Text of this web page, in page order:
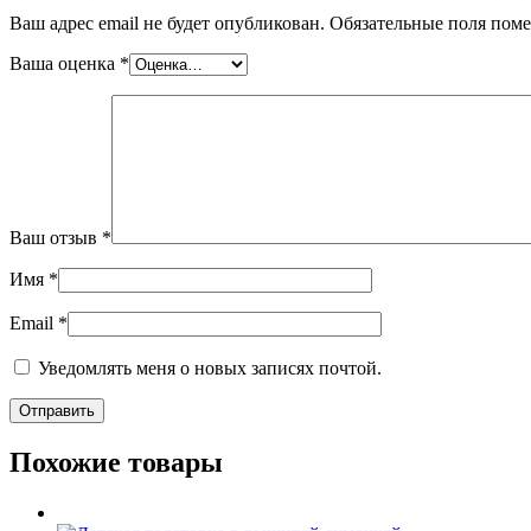
Ваш адрес email не будет опубликован. Обязательные поля
Ваша оценка *
Ваш отзыв *
Имя *
Email *
Уведомлять меня о новых записях почтой.
Похожие товары